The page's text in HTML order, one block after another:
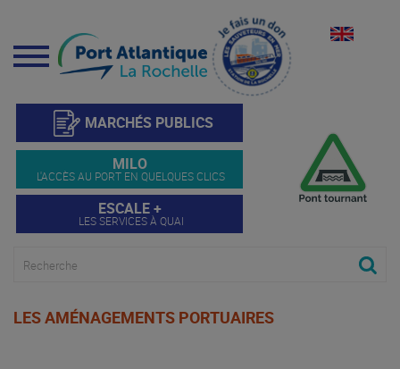
Menu
MARCHÉS PUBLICS
MILO
L'ACCÈS AU PORT EN QUELQUES CLICS
ESCALE +
LES SERVICES À QUAI
LES AMÉNAGEMENTS PORTUAIRES